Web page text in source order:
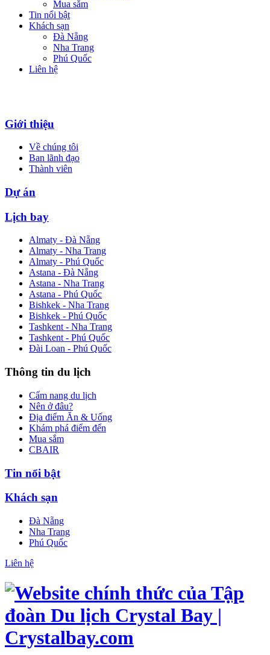
Mua sắm
Tin nổi bật
Khách sạn
Đà Nẵng
Nha Trang
Phú Quốc
Liên hệ
Giới thiệu
Về chúng tôi
Ban lãnh đạo
Thành viên
Dự án
Lịch bay
Almaty - Đà Nẵng
Almaty - Nha Trang
Almaty - Phú Quốc
Astana - Đà Nẵng
Astana - Nha Trang
Astana - Phú Quốc
Bishkek - Nha Trang
Bishkek - Phú Quốc
Tashkent - Nha Trang
Tashkent - Phú Quốc
Đài Loan - Phú Quốc
Thông tin du lịch
Cẩm nang du lịch
Nên ở đâu?
Địa điểm Ăn & Uống
Khám phá điểm đến
Mua sắm
CBAIR
Tin nổi bật
Khách sạn
Đà Nẵng
Nha Trang
Phú Quốc
Liên hệ